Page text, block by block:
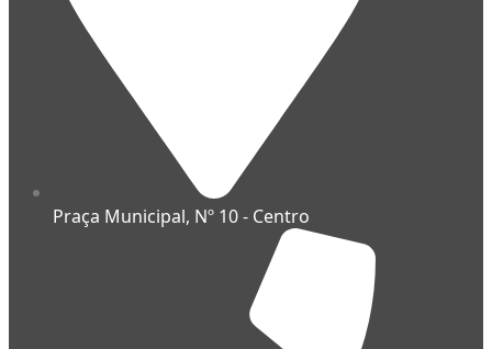
Praça Municipal, Nº 10 - Centro